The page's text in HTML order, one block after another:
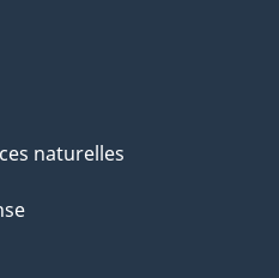
naturelles